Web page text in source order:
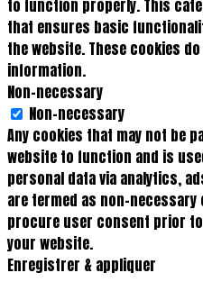
to function properly. This
that ensures basic
the website. These cookies
information.
Non-necessary
Non-necessary
Any cookies that may not be
website to function and is
personal data via analytics,
are termed as non-
procure user consent prior
your website.
Enregistrer & appliquer